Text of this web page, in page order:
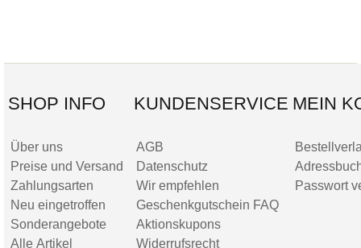
SHOP INFO
Über uns
Preise und Versand
Zahlungsarten
Neu eingetroffen
Sonderangebote
Alle Artikel
KUNDENSERVICE
AGB
Datenschutz
Wir empfehlen
Geschenkgutschein FAQ
Aktionskupons
Widerrufsrecht
MEIN
Passwort